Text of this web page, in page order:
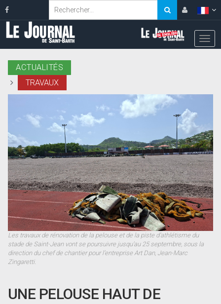
ACTUALITÉS
TRAVAUX
Les travaux de rénovation de la pelouse et de la piste d’athlétisme du
stade de Saint-Jean vont se poursuivre jusqu’au 25 septembre, sous la
direction du chef de chantier pour l’entreprise Art Dan, Jean-Marc
Zingaretti.
UNE PELOUSE HAUT DE